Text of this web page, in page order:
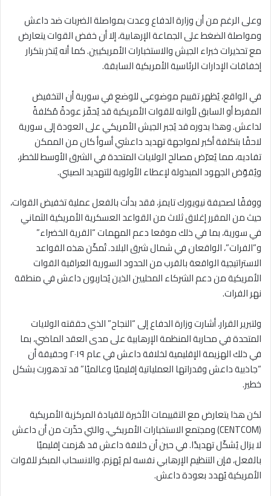
وعلى الرغم من أن وزارة الدفاع وعدت بمواصلة الضربات ضد داعش
ومواصلة الضغط على الجماعة الإرهابية، إلا أن خفض القوات يتعارض
مع تحذيرات خبراء الجيش والاستخبارات الأمريكيين. كما أنه يُنذر بتكرار
إخفاقات الإدارات الرئاسية الأمريكية السابقة.
في الواقع، يُظهر تقييم موضوعي للوضع في سورية أن التخفيض
المفرط أو السابق لأوانه للقوات الأمريكية قد يُحفّز عودةً مُكلفةً
لداعش. وهذا بدوره قد يُجبر الجيش الأمريكي على العودة إلى سورية
لاحقًا بتكلفة أكبر لمواجهة تهديد داعشي أسوأ كان من الممكن
تفاديه، مما يُعرّض مصالح الولايات المتحدة في الشرق الأوسط للخطر،
ويُقوّض الجهود المبذولة لإعطاء الأولوية للتهديد الصيني.
ووفقًا لصحيفة نيويورك تايمز، فقد بدأت بالفعل عملية تخفيض القوات،
حيث من المقرر إغلاق ثلاث من القواعد العسكرية الأمريكية الثماني
في سورية، بما في ذلك موقعا دعم المهمات “القرية الخضراء”
و”الفرات”، الواقعان في شمال شرق البلاد. تُمكّن هذه القواعد
الاستراتيجية الواقعة بالقرب من الحدود السورية العراقية القوات
الأمريكية من دعم الشركاء المحليين الذين يُحاربون داعش في منطقة
نهر الفرات.
ولتبرير القرار، أشارت وزارة الدفاع إلى “النجاح” الذي حققته الولايات
المتحدة في محاربة المنظمة الإرهابية على مدى العقد الماضي، بما
في ذلك الهزيمة الإقليمية لخلافة داعش في عام ٢٠١٩ وحقيقة أن
“جاذبية داعش وقدراتها العملياتية إقليميًا وعالميًا” قد تدهورت بشكل
خطير.
لكن هذا يتعارض مع التقييمات الأخيرة للقيادة المركزية الأمريكية
(CENTCOM) ومجتمع الاستخبارات الأمريكي، والتي حذّرت من أن داعش
لا يزال يُشكّل تهديدًا. في حين أن خلافة داعش قد هُزمت إقليميًا
بالفعل، فإن التنظيم الإرهابي نفسه لم يُهزم، والانسحاب المبكر للقوات
الأمريكية يُهدد بعودة داعش.